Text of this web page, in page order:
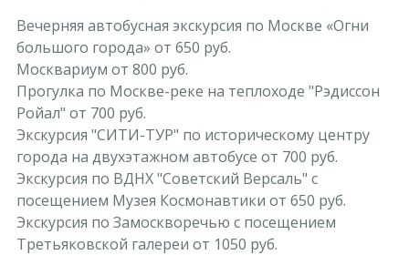
Вечерняя автобусная экскурсия по Москве «Огни
большого города» от 650 руб.
Москвариум от 800 руб.
Прогулка по Москве-реке на теплоходе "Рэдиссон
Ройал" от 700 руб.
Экскурсия "СИТИ-ТУР" по историческому центру
города на двухэтажном автобусе от 700 руб.
Экскурсия по ВДНХ "Советский Версаль" с
посещением Музея Космонавтики от 650 руб.
Экскурсия по Замоскворечью с посещением
Третьяковской галереи от 1050 руб.